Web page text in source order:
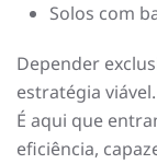
Solos com
Depender
estratégia viável.
É aqui que
eficiência,